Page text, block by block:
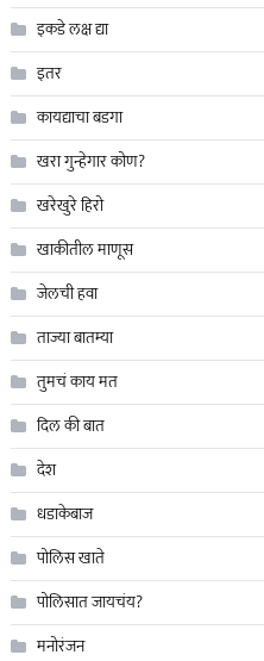
इकडे लक्ष द्या
इतर
कायद्याचा बडगा
खरा गुन्हेगार कोण?
खरेखुरे हिरो
खाकीतील माणूस
जेलची हवा
ताज्या बातम्या
तुमचं काय मत
दिल की बात
देश
धडाकेबाज
पोलिस खाते
पोलिसात जायचंय?
मनोरंजन